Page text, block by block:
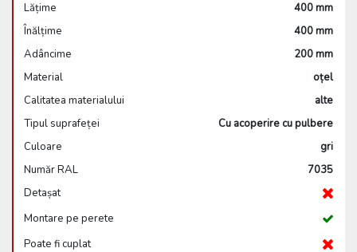
Lățime
400 mm
Înălțime
400 mm
Adâncime
200 mm
Material
oțel
Calitatea materialului
alte
Tipul suprafeței
Cu acoperire cu pulbere
Culoare
gri
Număr RAL
7035
Detașat
Montare pe perete
Poate fi cuplat